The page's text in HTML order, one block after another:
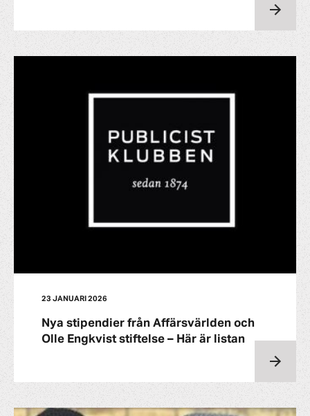
23 JANUARI 2026
Nya stipendier från Affärsvärlden och
Olle Engkvist stiftelse – Här är listan